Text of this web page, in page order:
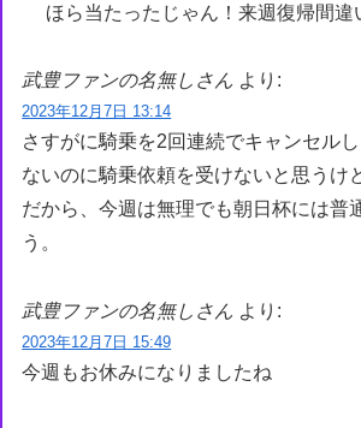
ほら当たったじゃん！来週復帰間違
武豊ファンの名無しさん より:
2023年12月7日 13:14
さすがに騎乗を2回連続でキャンセル
ないのに騎乗依頼を受けないと思うけ
だから、今週は無理でも朝日杯には普
う。
武豊ファンの名無しさん より:
2023年12月7日 15:49
今週もお休みになりましたね